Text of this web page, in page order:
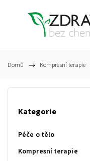
Domů / Kompresní terapie
Kategorie
Péče o tělo
Kompresní terapie